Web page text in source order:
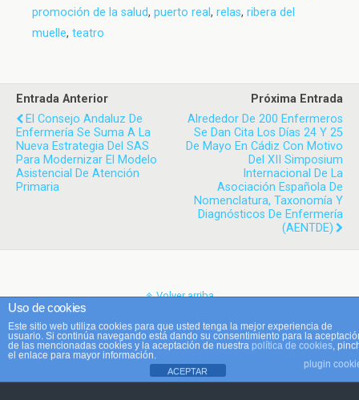
promoción de la salud, puerto real, relas, ribera del
muelle, teatro
Entrada Anterior
El Consejo Andaluz De
Enfermería Se Suma A La
Nueva Estrategia Del SAS
Para Modernizar El Modelo
Asistencial De Atención
Primaria
Próxima Entrada
Alrededor De 200 Enfermeros
Se Dan Cita Los Días 24 Y 25
De Mayo En Cádiz Con Motivo
Del XII Simposium
Internacional De La
Asociación Española De
Nomenclatura, Taxonomía Y
Diagnósticos De Enfermería
(AENTDE)
Volver arriba
Móvil Escritorio
Uso de cookies
Este sitio web utiliza cookies para que usted tenga la mejor experiencia de
usuario. Si continúa navegando está dando su consentimiento para la
de las mencionadas cookies y la aceptación de nuestra política de cookies,
el enlace para mayor información.
plugin
ACEPTAR